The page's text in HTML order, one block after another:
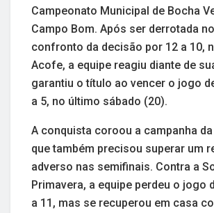
Campeonato Municipal de Bocha
Campo Bom. Após ser derrotada
confronto da decisão por 12 a 10,
Acofe, a equipe reagiu diante de
garantiu o título ao vencer o jogo
a 5, no último sábado (20).
A conquista coroou a campanha
que também precisou superar um
adverso nas semifinais. Contra a
Primavera, a equipe perdeu o jogo
a 11, mas se recuperou em casa